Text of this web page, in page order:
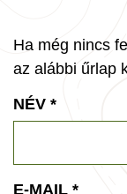
Ha még nincs
az alábbi űrlap
NÉV *
E-MAIL *